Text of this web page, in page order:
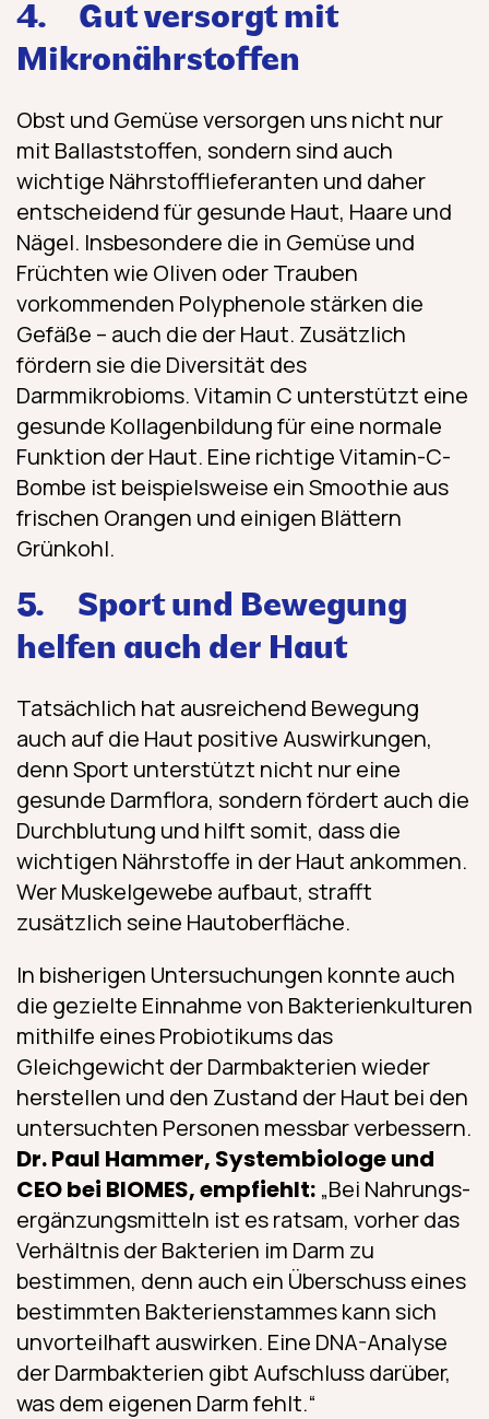
4. Gut versorgt mit
Mikronährstoffen
Obst und Gemüse versorgen uns nicht nur
mit Ballaststoffen, sondern sind auch
wichtige Nährstofflieferanten und daher
entscheidend für gesunde Haut, Haare und
Nägel. Insbesondere die in Gemüse und
Früchten wie Oliven oder Trauben
vorkommenden Polyphenole stärken die
Gefäße – auch die der Haut. Zusätzlich
fördern sie die Diversität des
Darmmikrobioms. Vitamin C unterstützt eine
gesunde Kollagenbildung für eine normale
Funktion der Haut. Eine richtige Vitamin-C-
Bombe ist beispielsweise ein Smoothie aus
frischen Orangen und einigen Blättern
Grünkohl.
5.
Sport und Bewegung
helfen auch der Haut
Tatsächlich hat ausreichend Bewegung
auch auf die Haut positive Auswirkungen,
denn Sport unterstützt nicht nur eine
gesunde Darmflora, sondern fördert auch die
Durchblutung und hilft somit, dass die
wichtigen Nährstoffe in der Haut ankommen.
Wer Muskelgewebe aufbaut, strafft
zusätzlich seine Hautoberfläche.
In bisherigen Untersuchungen konnte auch
die gezielte Einnahme von Bakterien­kulturen
mithilfe eines Probiotikums das
Gleichgewicht der Darmbakterien wieder
herstellen und den Zustand der Haut bei den
untersuchten Personen messbar verbessern.
Dr. Paul Hammer, Systembiologe und
CEO bei BIOMES, empfiehlt: „Bei Nahrungs­
ergänzungs­mitteln ist es ratsam, vorher das
Verhältnis der Bakterien im Darm zu
bestimmen, denn auch ein Überschuss eines
bestimmten Bakterienstammes kann sich
unvorteilhaft auswirken. Eine DNA-Analyse
der Darmbakterien gibt Aufschluss darüber,
was dem eigenen Darm fehlt.“